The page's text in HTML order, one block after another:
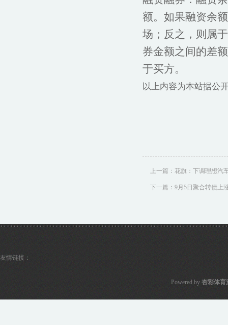
额。如果融资余
场；反之，则属
券金额之间的差
于买方。
以上内容为本站据公
上一篇： 花旗：下调理想汽
下一篇： 9月5日聚合转债上
友情链接：
Powered by 杏彩体育